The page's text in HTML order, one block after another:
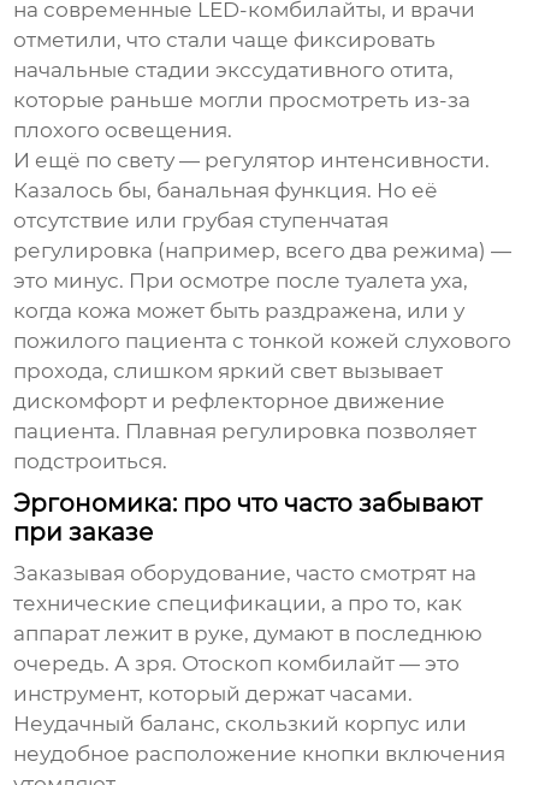
на современные LED-комбилайты, и врачи
отметили, что стали чаще фиксировать
начальные стадии экссудативного отита,
которые раньше могли просмотреть из-за
плохого освещения.
И ещё по свету — регулятор интенсивности.
Казалось бы, банальная функция. Но её
отсутствие или грубая ступенчатая
регулировка (например, всего два режима) —
это минус. При осмотре после туалета уха,
когда кожа может быть раздражена, или у
пожилого пациента с тонкой кожей слухового
прохода, слишком яркий свет вызывает
дискомфорт и рефлекторное движение
пациента. Плавная регулировка позволяет
подстроиться.
Эргономика: про что часто забывают
при заказе
Заказывая оборудование, часто смотрят на
технические спецификации, а про то, как
аппарат лежит в руке, думают в последнюю
очередь. А зря. Отоскоп комбилайт — это
инструмент, который держат часами.
Неудачный баланс, скользкий корпус или
неудобное расположение кнопки включения